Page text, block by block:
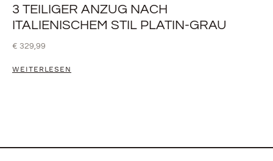
3 TEILIGER ANZUG NACH
ITALIENISCHEM STIL PLATIN-GRAU
€ 329,99
WEITERLESEN